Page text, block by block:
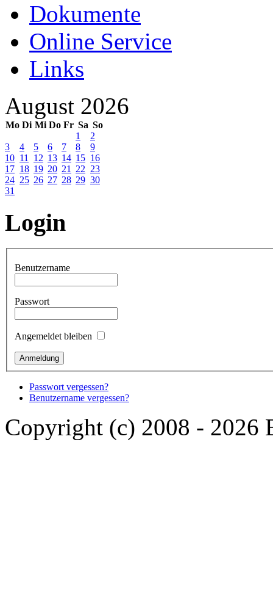
Dokumente
Online Service
Links
August 2026
Mo Di Mi Do Fr Sa So
1
2
3
4 5 6 7 8
9
10 11 12 13 14 15 16
17 18 19 20 21 22 23
24 25 26 27 28 29 30
31
Login
Benutzername
Passwort
Angemeldet bleiben
Passwort vergessen?
Benutzername vergessen?
Copyright (c) 2008 - 2026